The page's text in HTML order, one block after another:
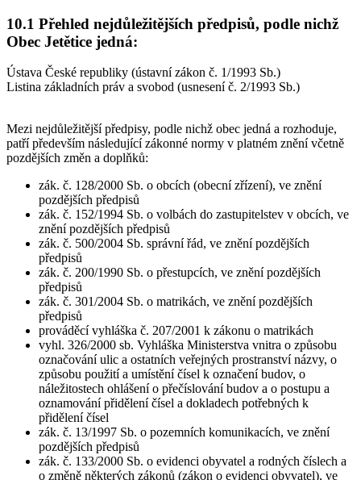
10.1 Přehled nejdůležitějších předpisů, podle nichž
Obec Jetětice jedná:
Ústava České republiky (ústavní zákon č. 1/1993 Sb.)
Listina základních práv a svobod (usnesení č. 2/1993 Sb.)
Mezi nejdůležitější předpisy, podle nichž obec jedná a rozhoduje,
patří především následující zákonné normy v platném znění včetně
pozdějších změn a doplňků:
zák. č. 128/2000 Sb. o obcích (obecní zřízení), ve znění
pozdějších předpisů
zák. č. 152/1994 Sb. o volbách do zastupitelstev v obcích, ve
znění pozdějších předpisů
zák. č. 500/2004 Sb. správní řád, ve znění pozdějších
předpisů
zák. č. 200/1990 Sb. o přestupcích, ve znění pozdějších
předpisů
zák. č. 301/2004 Sb. o matrikách, ve znění pozdějších
předpisů
prováděcí vyhláška č. 207/2001 k zákonu o matrikách
vyhl. 326/2000 sb. Vyhláška Ministerstva vnitra o způsobu
označování ulic a ostatních veřejných prostranství názvy, o
způsobu použití a umístění čísel k označení budov, o
náležitostech ohlášení o přečíslování budov a o postupu a
oznamování přidělení čísel a dokladech potřebných k
přidělení čísel
zák. č. 13/1997 Sb. o pozemních komunikacích, ve znění
pozdějších předpisů
zák. č. 133/2000 Sb. o evidenci obyvatel a rodných číslech a
o změně některých zákonů (zákon o evidenci obyvatel), ve